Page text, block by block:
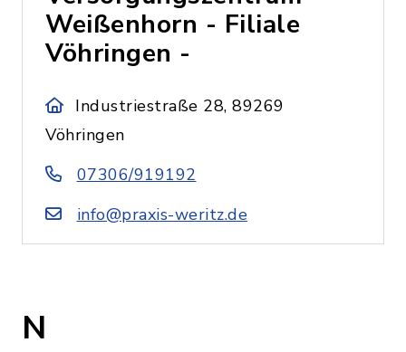
Weißenhorn - Filiale
Vöhringen -
Industriestraße 28, 89269
Vöhringen
07306/919192
info@praxis-weritz.de
N